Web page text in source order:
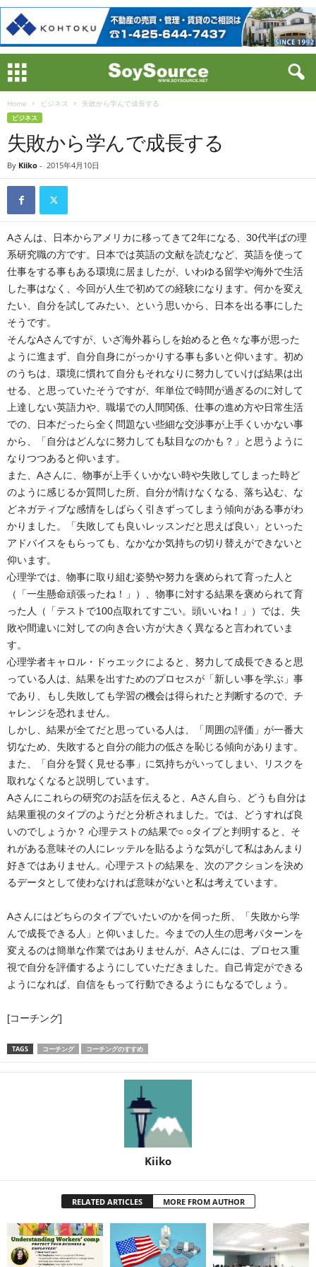
Home ビジネス 失敗から学んで成長する
ビジネス
失敗から学んで成長する
By Kiiko - 2015年4月10日
Aさんは、日本からアメリカに移ってきて2年になる、30代半ばの理
系研究職の方です。日本では英語の文献を読むなど、英語を使って
仕事をする事もある環境に居ましたが、いわゆる留学や海外で生活
した事はなく、今回が人生で初めての経験になります。何かを変え
たい、自分を試してみたい、という思いから、日本を出る事にした
そうです。
そんなAさんですが、いざ海外暮らしを始めると色々な事が思った
ように進まず、自分自身にがっかりする事も多いと仰います。初め
のうちは、環境に慣れて自分もそれなりに努力していけば結果は出
せる、と思っていたそうですが、年単位で時間が過ぎるのに対して
上達しない英語力や、職場での人間関係、仕事の進め方や日常生活
での、日本だったら全く問題ない些細な交渉事が上手くいかない事
から、「自分はどんなに努力しても駄目なのかも？」と思うように
なりつつあると仰います。
また、Aさんに、物事が上手くいかない時や失敗してしまった時ど
のように感じるか質問した所、自分が情けなくなる、落ち込む、な
どネガティブな感情をしばらく引きずってしまう傾向がある事がわ
かりました。「失敗しても良いレッスンだと思えば良い」といった
アドバイスをもらっても、なかなか気持ちの切り替えができないと
仰います。
心理学では、物事に取り組む姿勢や努力を褒められて育った人と
（「一生懸命頑張ったね！」）、物事に対する結果を褒められて育
った人（「テストで100点取れてすごい。頭いいね！」）では、失
敗や間違いに対しての向き合い方が大きく異なると言われていま
す。
心理学者キャロル・ドゥエックによると、努力して成長できると思
っている人は、結果を出すためのプロセスが「新しい事を学ぶ」事
であり、もし失敗しても学習の機会は得られたと判断するので、チ
ャレンジを恐れません。
しかし、結果が全てだと思っている人は、「周囲の評価」が一番大
切なため、失敗すると自分の能力の低さを恥じる傾向があります。
また、「自分を賢く見せる事」に気持ちがいってしまい、リスクを
取れなくなると説明しています。
Aさんにこれらの研究のお話を伝えると、Aさん自ら、どうも自分は
結果重視のタイプのようだと分析されました。では、どうすれば良
いのでしょうか？ 心理テストの結果で○ ○タイプと判明すると、そ
れがある意味その人にレッテルを貼るような気がして私はあんまり
好きではありません。心理テストの結果を、次のアクションを決め
るデータとして使わなければ意味がないと私は考えています。
Aさんにはどちらのタイプでいたいのかを伺った所、「失敗から学
んで成長できる人」と仰いました。今までの人生の思考パターンを
変えるのは簡単な作業ではありませんが、Aさんには、プロセス重
視で自分を評価するようにしていただきました。自己肯定ができる
ようになれば、自信をもって行動できるようにもなるでしょう。
[コーチング]
TAGS コーチング コーチングのすすめ
Kiiko
RELATED ARTICLES MORE FROM AUTHOR